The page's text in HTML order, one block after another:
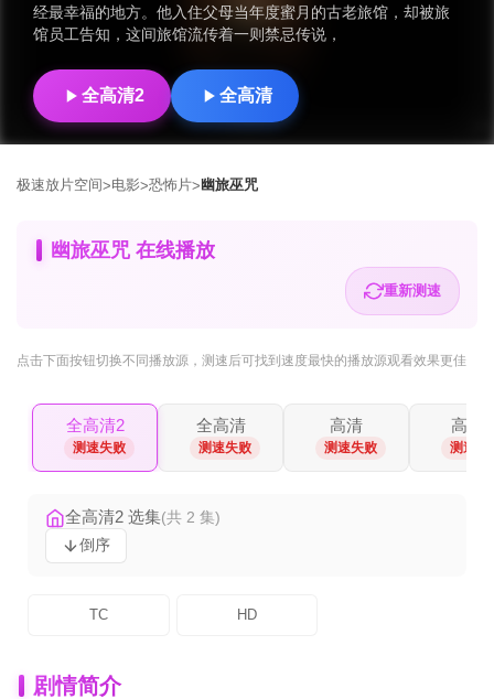
经最幸福的地方。他入住父母当年度蜜月的古老旅馆，却被旅
馆员工告知，这间旅馆流传着一则禁忌传说，
全高清2 全高清
极速放片空间>电影>恐怖片> 幽旅巫咒
幽旅巫咒 在线播放
重新测速
点击下面按钮切换不同播放源 ，测速后可找到速度最快的播放源观看效果更佳
全高清2
测速失败
全高清
测速失败
高清
测速失败
高清2
测速失
全高清2 选集(共 2 集)
倒序
TC HD
剧情简介